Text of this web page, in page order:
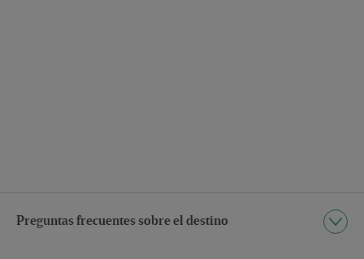
Preguntas frecuentes sobre el destino